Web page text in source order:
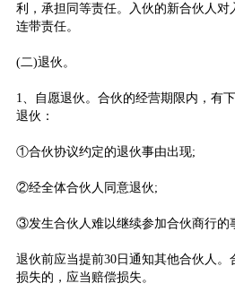
利，承担同等责任。入伙的新合伙人对
连带责任。
(二)退伙。
1、自愿退伙。合伙的经营期限内，有
退伙：
①合伙协议约定的退伙事由出现;
②经全体合伙人同意退伙;
③发生合伙人难以继续参加合伙商行的
退伙前应当提前30日通知其他合伙人
损失的，应当赔偿损失。